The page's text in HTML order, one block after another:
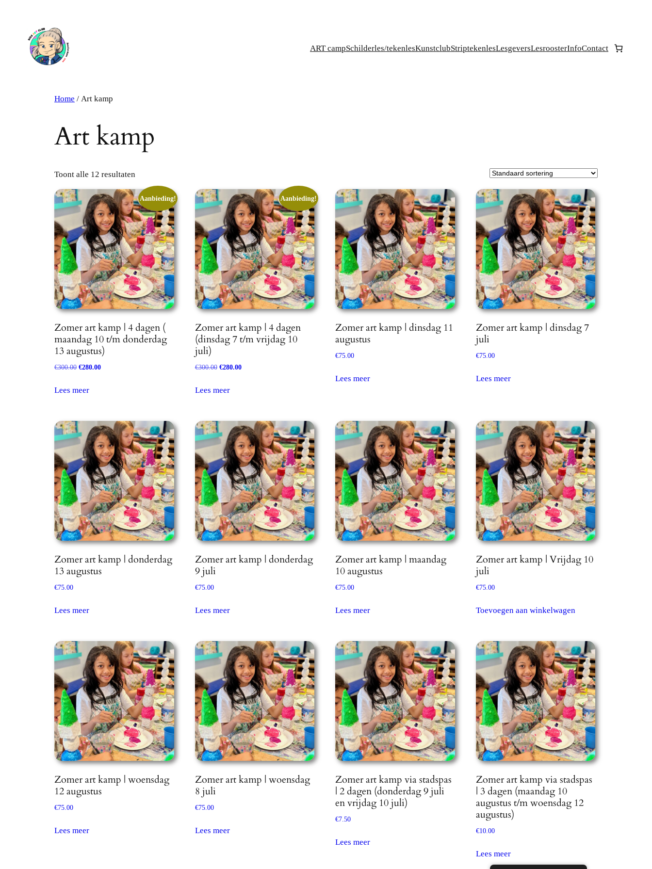
ART campSchilderles/tekenlesKunstclubStriptekenlesLesgeversLesroosterInfoContact
Home / Art kamp
Art kamp
Toont alle 12 resultaten
Aanbieding!
Zomer art kamp | 4 dagen (
maandag 10 t/m donderdag
13 augustus)
€300.00 Oorspronkelijke
was:
€280.00
Lees meer
Aanbieding!
Zomer art kamp | 4 dagen
(dinsdag 7 t/m vrijdag 10
juli)
€300.00 Oorspronkelijke
was:
€280.00Huidige
Lees meer
Zomer art kamp | dinsdag 11
augustus
€75.00
Lees meer
Zomer art kamp | dinsdag 7
juli
€75.00
Lees meer
Zomer art kamp | donderdag
13 augustus
€75.00
Lees meer
Zomer art kamp | donderdag
9 juli
€75.00
Lees meer
Zomer art kamp | maandag
10 augustus
€75.00
Lees meer
Zomer art kamp | Vrijdag 10
juli
€75.00
Toevoegen aan winkelwagen
Zomer art kamp | woensdag
12 augustus
€75.00
Lees meer
Zomer art kamp | woensdag
8 juli
€75.00
Lees meer
Zomer art kamp via stadspas
| 2 dagen (donderdag 9 juli
en vrijdag 10 juli)
€7.50
Lees meer
Zomer art kamp via stadspas
| 3 dagen (maandag 10
augustus t/m woensdag 12
augustus)
€10.00
Lees meer